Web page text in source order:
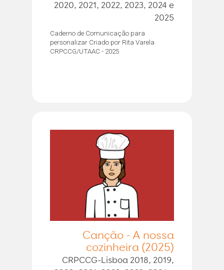
2020, 2021, 2022, 2023, 2024 e
2025
Caderno de Comunicação para
personalizar Criado por Rita Varela
CRPCCG/UTAAC - 2025
Canção - A nossa
cozinheira (2025)
CRPCCG-Lisboa 2018, 2019,